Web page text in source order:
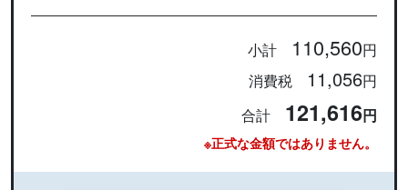
小計 110,560円
消費税 11,056円
合計 121,616円
※正式な金額ではありません。